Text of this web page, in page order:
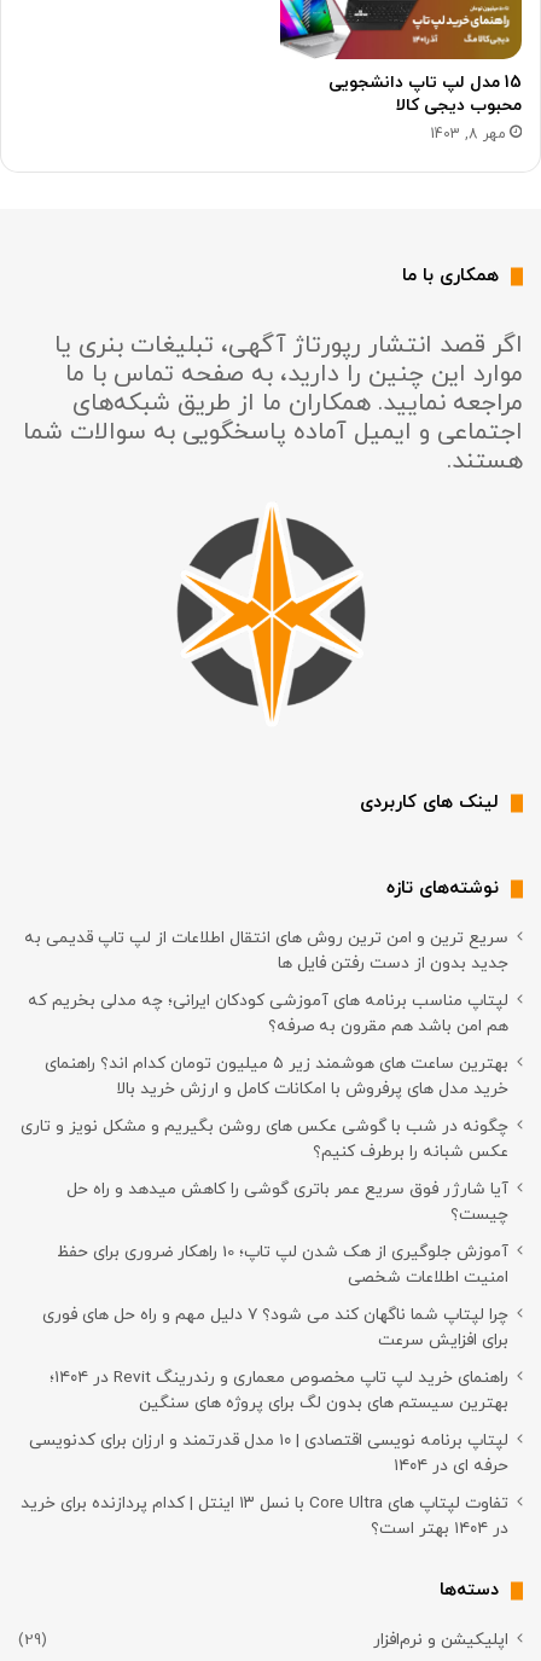
15 مدل لپ تاپ دانشجویی
محبوب دیجی کالا
مهر 8, 1403
همکاری با ما
اگر قصد انتشار رپورتاژ آگهی، تبلیغات بنری یا
موارد این چنین را دارید، به صفحه تماس با ما
مراجعه نمایید. همکاران ما از طریق شبکه‌های
اجتماعی و ایمیل آماده پاسخگویی به سوالات شما
هستند.
لینک های کاربردی
نوشته‌های تازه
سریع ترین و امن ترین روش های انتقال اطلاعات از لپ تاپ قدیمی به
جدید بدون از دست رفتن فایل ها
لپتاپ مناسب برنامه های آموزشی کودکان ایرانی؛ چه مدلی بخریم که
هم امن باشد هم مقرون به صرفه؟
بهترین ساعت های هوشمند زیر ۵ میلیون تومان کدام اند؟ راهنمای
خرید مدل های پرفروش با امکانات کامل و ارزش خرید بالا
چگونه در شب با گوشی عکس های روشن بگیریم و مشکل نویز و تاری
عکس شبانه را برطرف کنیم؟
آیا شارژر فوق سریع عمر باتری گوشی را کاهش میدهد و راه حل
چیست؟
آموزش جلوگیری از هک شدن لپ تاپ؛ 10 راهکار ضروری برای حفظ
امنیت اطلاعات شخصی
چرا لپتاپ شما ناگهان کند می شود؟ ۷ دلیل مهم و راه حل های فوری
برای افزایش سرعت
راهنمای خرید لپ تاپ مخصوص معماری و رندرینگ Revit در ۱۴۰۴؛
بهترین سیستم های بدون لگ برای پروژه های سنگین
لپتاپ برنامه نویسی اقتصادی | ۱۰ مدل قدرتمند و ارزان برای کدنویسی
حرفه ای در ۱۴۰۴
تفاوت لپتاپ های Core Ultra با نسل ۱۳ اینتل | کدام پردازنده برای خرید
در ۱۴۰۴ بهتر است؟
دسته‌ها
اپلیکیشن و نرم‌افزار
(29)